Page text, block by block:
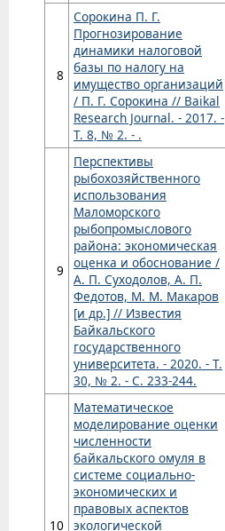
8
Сорокина П. Г.
Прогнозирование
динамики налоговой
базы по налогу на
имущество организаций
/ П. Г. Сорокина // Baikal
Research Journal. - 2017. -
Т. 8, № 2. - .
9
Перспективы
рыбохозяйственного
использования
Маломорского
рыбопромыслового
района: экономическая
оценка и обоснование /
А. П. Суходолов, А. П.
Федотов, М. М. Макаров
[и др.] // Известия
Байкальского
государственного
университета. - 2020. - Т.
30, № 2. - С. 233-244.
10
Математическое
моделирование оценки
численности
байкальского омуля в
системе социально-
экономических и
правовых аспектов
экологической